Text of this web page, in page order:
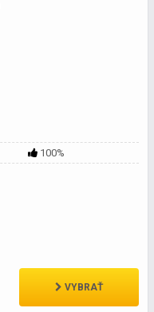
100%
VYBRAŤ